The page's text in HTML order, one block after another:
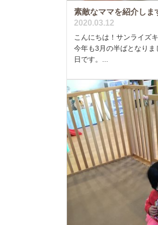
素敵なママを紹介しま
2020.03.12
こんにちは！サンライズ
今年も3月の半ばとなり
日です。...